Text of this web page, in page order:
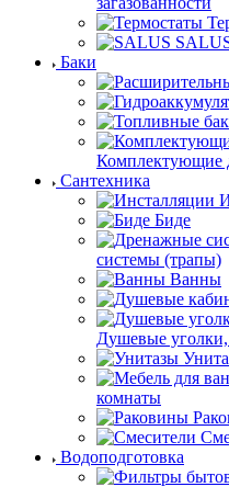
Баки
Комплектующие
Сантехника
Биде
системы (трапы)
Ванны
Душевые
комнаты
Водоподготовка